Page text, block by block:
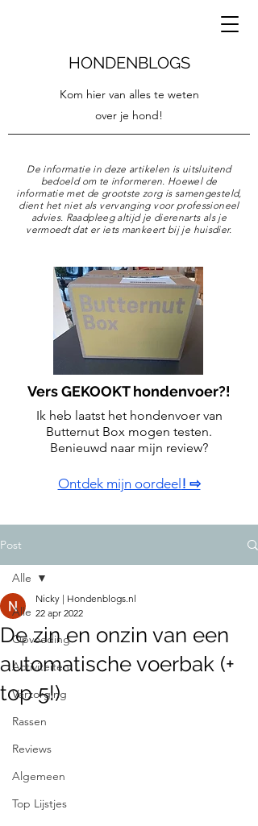
HONDENBLOGS
Kom hier van alles te weten
over je hond!
De informatie in deze artikelen is uitsluitend
bedoeld om te informeren. Hoewel de
informatie met de grootste zorg is samengesteld,
dient het niet als vervanging voor professioneel
advies. Raadpleeg altijd je dierenarts als je
vermoedt dat er iets mankeert bij je huisdier.
Vers GEKOOKT hondenvoer?!
Ik heb laatst het hondenvoer van
Butternut Box mogen testen.
Benieuwd naar mijn review?
Ontdek mijn oordeel ! ⇨
Post
Alle
Opvoeding
Activiteiten
Verzorging
Rassen
Reviews
Algemeen
Top Lijstjes
Alle
De zin en onzin van een
automatische voerbak (+
top 5!)
Nicky | Hondenblogs.nl
22 apr 2022